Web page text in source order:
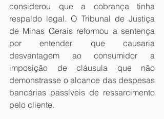
considerou que a cobrança tinha
respaldo legal. O Tribunal de Justiça
de Minas Gerais reformou a sentença
por entender que causaria
desvantagem ao consumidor a
imposição de cláusula que não
demonstrasse o alcance das despesas
bancárias passíveis de ressarcimento
pelo cliente.